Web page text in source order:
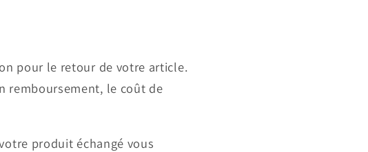
pour le retour de votre article.
remboursement, le coût de
produit échangé vous